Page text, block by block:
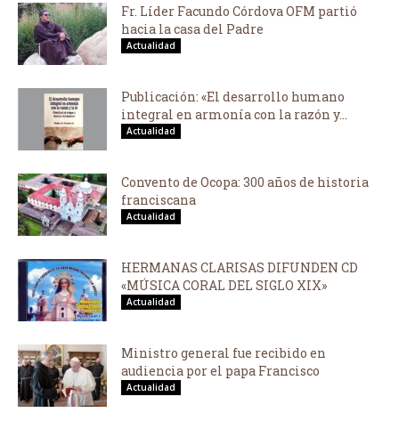
Fr. Líder Facundo Córdova OFM partió
hacia la casa del Padre
Actualidad
Publicación: «El desarrollo humano
integral en armonía con la razón y...
Actualidad
Convento de Ocopa: 300 años de historia
franciscana
Actualidad
HERMANAS CLARISAS DIFUNDEN CD
«MÚSICA CORAL DEL SIGLO XIX»
Actualidad
Ministro general fue recibido en
audiencia por el papa Francisco
Actualidad